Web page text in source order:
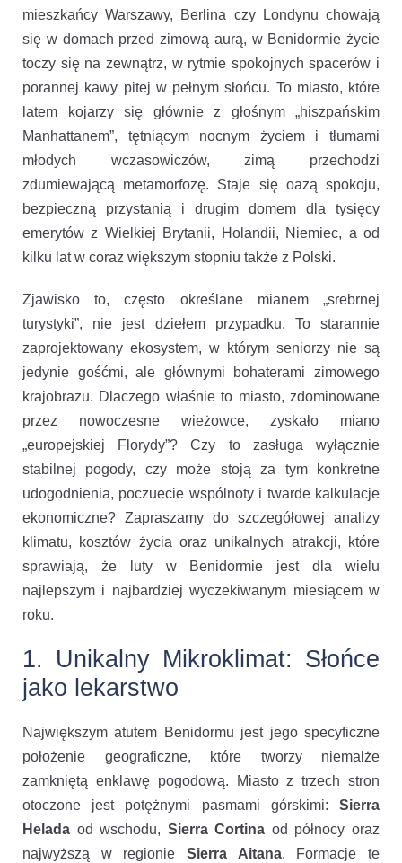
mieszkańcy Warszawy, Berlina czy Londynu chowają
się w domach przed zimową aurą, w Benidormie życie
toczy się na zewnątrz, w rytmie spokojnych spacerów i
porannej kawy pitej w pełnym słońcu. To miasto, które
latem kojarzy się głównie z głośnym „hiszpańskim
Manhattanem”, tętniącym nocnym życiem i tłumami
młodych wczasowiczów, zimą przechodzi
zdumiewającą metamorfozę. Staje się oazą spokoju,
bezpieczną przystanią i drugim domem dla tysięcy
emerytów z Wielkiej Brytanii, Holandii, Niemiec, a od
kilku lat w coraz większym stopniu także z Polski.
Zjawisko to, często określane mianem „srebrnej
turystyki”, nie jest dziełem przypadku. To starannie
zaprojektowany ekosystem, w którym seniorzy nie są
jedynie gośćmi, ale głównymi bohaterami zimowego
krajobrazu. Dlaczego właśnie to miasto, zdominowane
przez nowoczesne wieżowce, zyskało miano
„europejskiej Florydy”? Czy to zasługa wyłącznie
stabilnej pogody, czy może stoją za tym konkretne
udogodnienia, poczuecie wspólnoty i twarde kalkulacje
ekonomiczne? Zapraszamy do szczegółowej analizy
klimatu, kosztów życia oraz unikalnych atrakcji, które
sprawiają, że luty w Benidormie jest dla wielu
najlepszym i najbardziej wyczekiwanym miesiącem w
roku.
1. Unikalny Mikroklimat: Słońce
jako lekarstwo
Największym atutem Benidormu jest jego specyficzne
położenie geograficzne, które tworzy niemalże
zamkniętą enklawę pogodową. Miasto z trzech stron
otoczone jest potężnymi pasmami górskimi: Sierra
Helada od wschodu, Sierra Cortina od północy oraz
najwyższą w regionie Sierra Aitana. Formacje te